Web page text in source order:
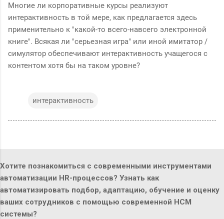
Многие ли корпоративные курсы реализуют
интерактивность в той мере, как предлагается здесь
применительно к "какой-то всего-навсего электронной
книге". Всякая ли "серьезная игра" или иной имитатор /
симулятор обеспечивают интерактивность учащегося с
контентом хотя бы на таком уровне?
интерактивность
Хотите познакомиться с современными инструментами
автоматизации HR-процессов? Узнать как
автоматизировать подбор, адаптацию, обучение и оценку
ваших сотрудников с помощью современной HCM
системы?